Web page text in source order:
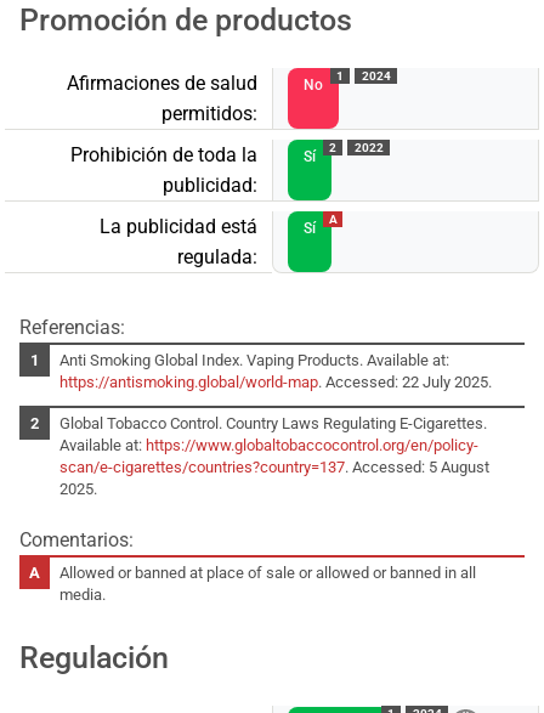
Promoción de productos
Afirmaciones de salud
permitidos:
No
1 2024
Prohibición de toda la
publicidad:
Sí
2 2022
La publicidad está
regulada:
Sí
A
Referencias:
Anti Smoking Global Index. Vaping Products. Available at:
https://antismoking.global/world-map. Accessed: 22 July 2025.
Global Tobacco Control. Country Laws Regulating E-Cigarettes.
Available at: https://www.globaltobaccocontrol.org/en/policy-
scan/e-cigarettes/countries?country=137. Accessed: 5 August
2025.
Comentarios:
Allowed or banned at place of sale or allowed or banned in all
media.
Regulación